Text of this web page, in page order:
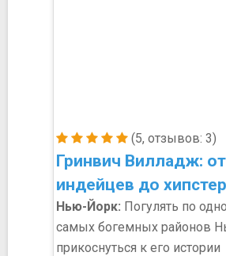
(5, отзывов: 3)
Гринвич Вилладж: от
индейцев до
Нью-Йорк: Погулять по
самых богемных районов
прикоснуться к его истории